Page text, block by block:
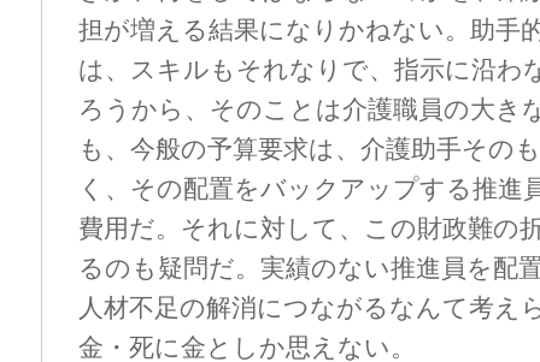
担が増える結果になりかねない。助手
は、スキルもそれなりで、指示に沿わ
ろうから、そのことは介護職員の大き
も、今般の予算要求は、介護助手その
く、その配置をバックアップする推進
費用だ。それに対して、この財政難の
るのも疑問だ。実績のない推進員を配
人材不足の解消につながるなんて考え
金・死に金としか思えない。